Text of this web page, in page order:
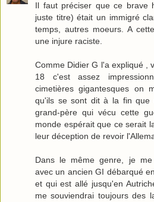
Il faut préciser que ce brave
juste titre) était un immigré
temps, autres moeurs. A
une injure raciste.
Comme Didier G l'a expliqué ,
18 c'est assez
cimetières gigantesques on
qu'ils se sont dit à la fin
grand-père qui vécu cette
monde espérait que ce serait
leur déception de revoir
Dans le même genre, je me
avec un ancien GI débarqué
et qui est allé jusqu'en
me souviendrai toujours des